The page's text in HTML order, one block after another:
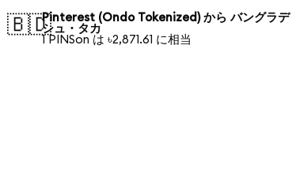
🇧🇩Pinterest (Ondo Tokenized) から バングラデ
シュ・タカ
1 PINSon は ৳2,871.61 に相当